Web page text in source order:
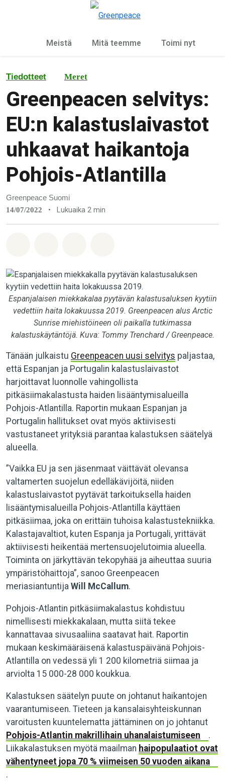
Meistä Mitä teemme Toimi nyt
Tiedotteet Meret
Greenpeacen selvitys:
EU:n kalastuslaivastot
uhkaavat haikantoja
Pohjois-Atlantilla
Greenpeace Suomi
14/07/2022 • Lukuaika 2 min
Espanjalaisen miekkakalaa pyytävän kalastusaluksen kyytiin
vedettiin haita lokakuussa 2019. Greenpeacen alus Arctic
Sunrise miehistöineen oli paikalla tutkimassa
kalastuskäytäntöjä. Kuva: Tommy Trenchard / Greenpeace.
Tänään julkaistu Greenpeacen uusi selvitys paljastaa,
että Espanjan ja Portugalin kalastuslaivastot
harjoittavat luonnolle vahingollista
pitkäsiimakalastusta haiden lisääntymisalueilla
Pohjois-Atlantilla. Raportin mukaan Espanjan ja
Portugalin hallitukset ovat myös aktiivisesti
vastustaneet yrityksiä parantaa kalastuksen säätelyä
alueella.
”Vaikka EU ja sen jäsenmaat väittävät olevansa
valtamerten suojelun edelläkävijöitä, niiden
kalastuslaivastot pyytävät tarkoituksella haiden
lisääntymisalueilla Pohjois-Atlantilla käyttäen
pitkäsiimaa, joka on erittäin tuhoisa kalastustekniikka.
Kalastajavaltiot, kuten Espanja ja Portugali, yrittävät
aktiivisesti heikentää mertensuojelutoimia alueella.
Toiminta on järkyttävän tekopyhää ja aiheuttaa suuria
ympäristöhaittoja”, sanoo Greenpeacen
meriasiantuntija Will McCallum.
Pohjois-Atlantin pitkäsiimakalastus kohdistuu
nimellisesti miekkakalaan, mutta siitä tekee
kannattavaa sivusaaliina saatavat hait. Raportin
mukaan keskimääräisenä kalastuspäivänä Pohjois-
Atlantilla on vedessä yli 1 200 kilometriä siimaa ja
arviolta 15 000-28 000 koukkua.
Kalastuksen säätelyn puute on johtanut haikantojen
vaarantumiseen. Tieteen ja kansalaisyhteiskunnan
varoitusten kuuntelematta jättäminen on jo johtanut
Pohjois-Atlantin makrillihain uhanalaistumiseen
.
Liikakalastuksen myötä maailman haipopulaatiot ovat
vähentyneet jopa 70 % viimeisen 50 vuoden aikana
.